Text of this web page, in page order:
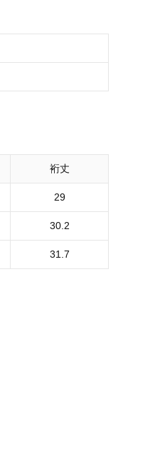
裄丈
29
30.2
31.7